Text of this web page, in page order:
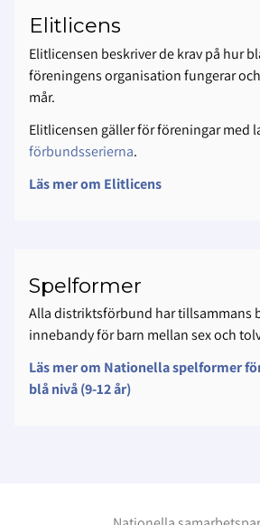
Elitlicens
Elitlicensen beskriver de krav på hur
föreningens organisation fungerar
mår.
Elitlicensen gäller för föreningar med
förbundsserierna.
Läs mer om Elitlicens
Spelformer
Alla distriktsförbund har tillsammans
innebandy för barn mellan sex och
Läs mer om Nationella spelformer
blå nivå (9-12 år)